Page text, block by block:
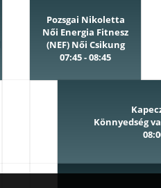
Pozsgai Nikoletta
Női Energia Fitnesz
(NEF) Női Csikung
07:45 - 08:45
Könnyedség